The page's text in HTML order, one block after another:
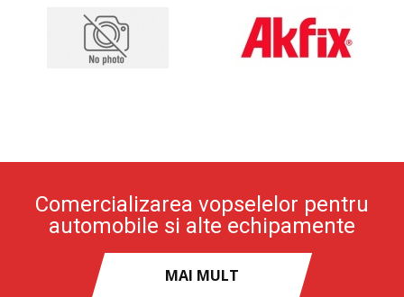
Comercializarea vopselelor pentru
automobile si alte echipamente
MAI MULT